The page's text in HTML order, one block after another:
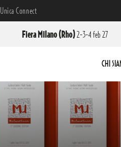
Connect
Fiera Milano (Rho) 2-3-4 feb 27
CHI